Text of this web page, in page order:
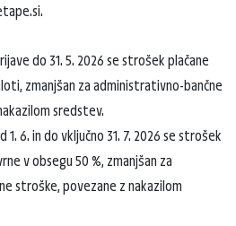
do 31. 5. 2026 se strošek plačane
zmanjšan za administrativno-bančne
sredstev.
6. in do vključno 31. 7. 2026 se strošek
v obsegu 50 %, zmanjšan za
stroške, povezane z nakazilom